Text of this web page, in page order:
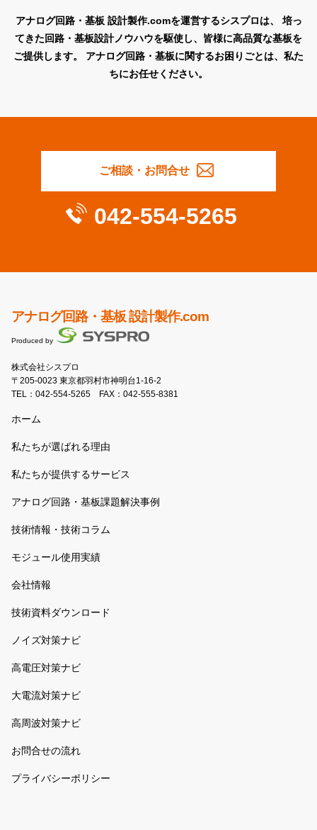
アナログ回路・基板 設計製作.comを運営するシスプロは、
培っ
てきた回路・基板設計ノウハウを駆使し、皆様に高品質な基板を
ご提供します。
アナログ回路・基板に関するお困りごとは、私た
ちにお任せください。
ご相談・お問合せ
042-554-5265
アナログ回路・基板 設計製作.com
Produced by
株式会社シスプロ
〒205-0023 東京都羽村市神明台1-16-2
TEL： 042-554-5265 FAX：042-555-8381
ホーム
私たちが選ばれる理由
私たちが提供するサービス
アナログ回路・基板課題解決事例
技術情報・技術コラム
モジュール使用実績
会社情報
技術資料ダウンロード
ノイズ対策ナビ
高電圧対策ナビ
大電流対策ナビ
高周波対策ナビ
お問合せの流れ
プライバシーポリシー